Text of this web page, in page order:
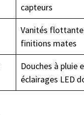
capteurs
Vanités
finitions mates
Douches à pluie
éclairages LED